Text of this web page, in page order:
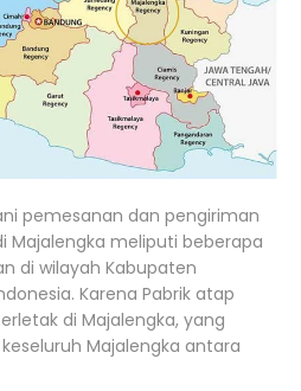
pemesanan dan pengiriman
Majalengka meliputi beberapa
di wilayah Kabupaten
Karena Pabrik atap
di Majalengka, yang
Majalengka antara